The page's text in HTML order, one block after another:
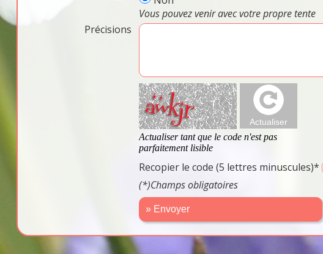
Vous pouvez venir avec votre propre tente
Précisions
Recopier le code (5 lettres minuscules)*
(*)Champs obligatoires
» Envoyer